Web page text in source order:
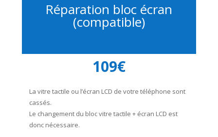
Réparation bloc écran
(compatible)
109€
La vitre tactile ou l’écran LCD de votre téléphone sont
cassés.
Le changement du bloc vitre tactile + écran LCD est
donc nécessaire.